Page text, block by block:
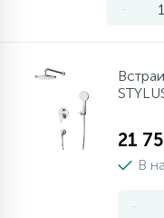
-
21
В
-